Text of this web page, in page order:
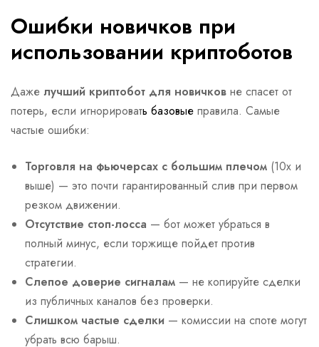
Ошибки новичков при
использовании криптоботов
Даже лучший криптобот для новичков не спасет от
потерь, если игнорировать базовые правила. Самые
частые ошибки:
Торговля на фьючерсах с большим плечом (10x и
выше) — это почти гарантированный слив при первом
резком движении.
Отсутствие стоп-лосса — бот может убраться в
полный минус, если торжище пойдет против
стратегии.
Слепое доверие сигналам — не копируйте сделки
из публичных каналов без проверки.
Слишком частые сделки — комиссии на споте могут
убрать всю барыш.